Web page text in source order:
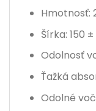
Hmotnosť:
Šírka: 150
Odolnosť
Ťažká
Odolné